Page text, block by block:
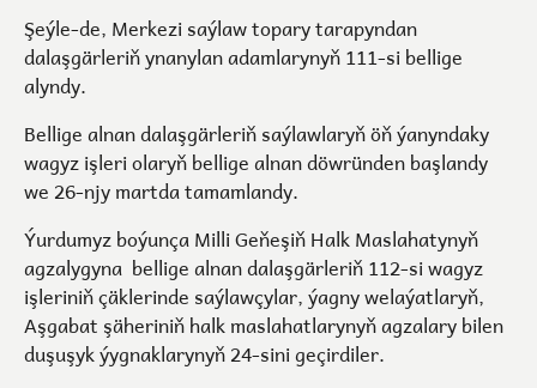
Şeýle-de, Merkezi saýlaw topary tarapyndan
dalaşgärleriň ynanylan adamlarynyň 111-si bellige
alyndy.
Bellige alnan dalaşgärleriň saýlawlaryň öň ýanyndaky
wagyz işleri olaryň bellige alnan döwründen başlandy
we 26-njy martda tamamlandy.
Ýurdumyz boýunça Milli Geňeşiň Halk Maslahatynyň
agzalygyna bellige alnan dalaşgärleriň 112-si wagyz
işleriniň çäklerinde saýlawçylar, ýagny welaýatlaryň,
Aşgabat şäheriniň halk maslahatlarynyň agzalary bilen
duşuşyk ýygnaklarynyň 24-sini geçirdiler.